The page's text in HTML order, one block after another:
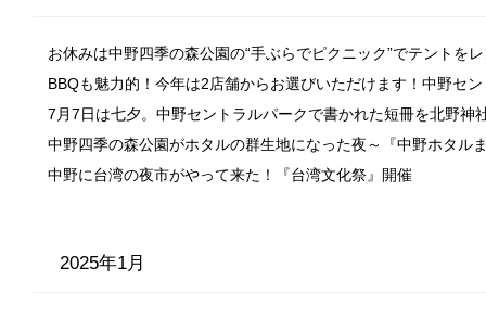
お休みは中野四季の森公園の“手ぶらでピクニック”でテントを
BBQも魅力的！今年は2店舗からお選びいただけます！中野セ
7月7日は七夕。中野セントラルパークで書かれた短冊を北野神
中野四季の森公園がホタルの群生地になった夜～『中野ホタル
中野に台湾の夜市がやって来た！『台湾文化祭』開催
2025年1月